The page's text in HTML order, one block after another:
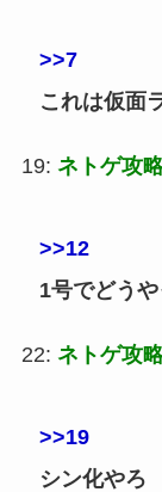
>>7
これは仮面
19: ネトゲ攻
>>12
1号でどう
22: ネトゲ攻
>>19
シン化やろ